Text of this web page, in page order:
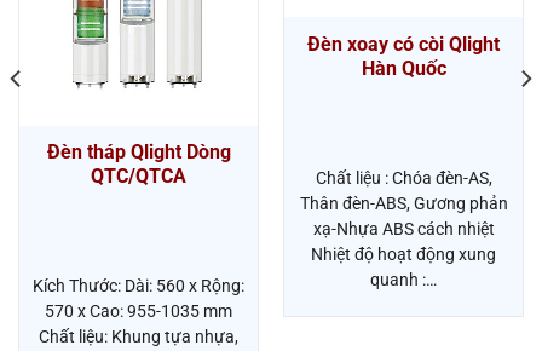
Đèn tháp Qlight Dòng
QTC/QTCA
Kích Thước: Dài: 560 x Rộng:
570 x Cao: 955-1035 mm
Chất liệu: Khung tựa nhựa,
Đèn xoay có còi Qlight
Hàn Quốc
Chất liệu : Chóa đèn-AS,
Thân đèn-ABS, Gương phản
xạ-Nhựa ABS cách nhiệt
Nhiệt độ hoạt động xung
quanh :…